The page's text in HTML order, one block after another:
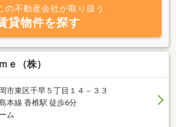
の不動産会社が取り扱う
貸物件を探す
ｅ（株）
市東区千早５丁目１４－３３
本線 香椎駅 徒歩6分
ム